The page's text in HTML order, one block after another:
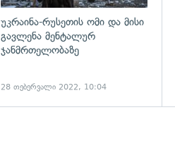
უკრაინა-რუსეთის ომი და მისი
გავლენა მენტალურ
ჯანმრთელობაზე
28 თებერვალი 2022, 10:04